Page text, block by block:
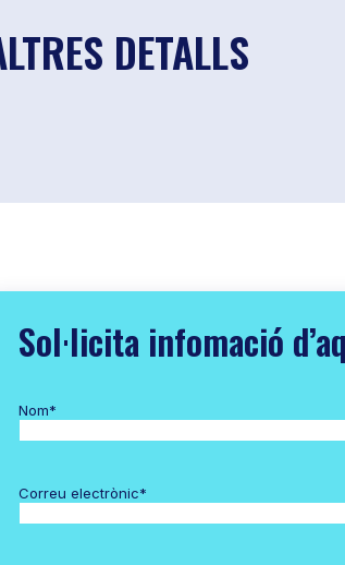
DETALLS
Sol·licita infomació
Nom*
Correu electrònic*